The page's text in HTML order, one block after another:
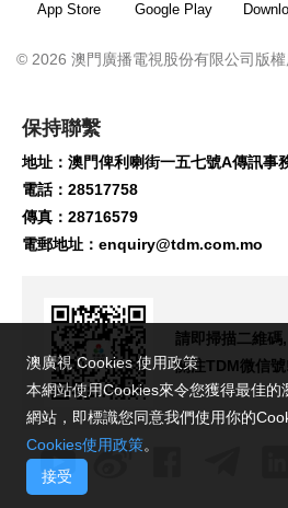
App Store Google Play
© 2026 澳門廣播電視股份有限公司版
保持聯繫
地址：澳門俾利喇街一五七號A傳訊事
電話：28517758
傳真：28716579
電郵地址： enquiry@tdm.com.mo
請即掃描二維碼,
關注TDM微信號!
澳廣視 Cookies 使用政策
本網站使用Cookies來令您獲得最佳的
網站，即標識您同意我們使用你的
Cookies使用政策。
接受